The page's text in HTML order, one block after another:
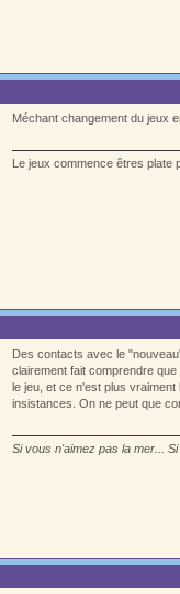
Méchant changement du jeux
Le jeux commence êtres plate
Des contacts avec le
clairement fait comprendre
le jeu, et ce n'est plus
insistances. On ne peut que
Si vous n'aimez pas la mer...